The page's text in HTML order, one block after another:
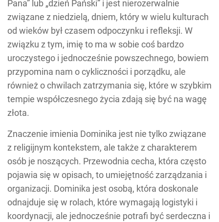
Pana” lub „dzień Pański” i jest nierozerwalnie
związane z niedzielą, dniem, który w wielu kulturach
od wieków był czasem odpoczynku i refleksji. W
związku z tym, imię to ma w sobie coś bardzo
uroczystego i jednocześnie powszechnego, bowiem
przypomina nam o cykliczności i porządku, ale
również o chwilach zatrzymania się, które w szybkim
tempie współczesnego życia zdają się być na wagę
złota.
Znaczenie imienia Dominika jest nie tylko związane
z religijnym kontekstem, ale także z charakterem
osób je noszących. Przewodnia cecha, która często
pojawia się w opisach, to umiejętność zarządzania i
organizacji. Dominika jest osobą, która doskonale
odnajduje się w rolach, które wymagają logistyki i
koordynacji, ale jednocześnie potrafi być serdeczna i